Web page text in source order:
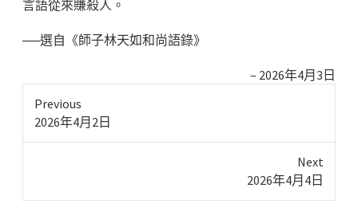
言語從來賺殺人。
──選自《師子林天如和尚語錄》
2026年4月3日
Previous
Previous
2026年4月2日
Next
2026年4月4日